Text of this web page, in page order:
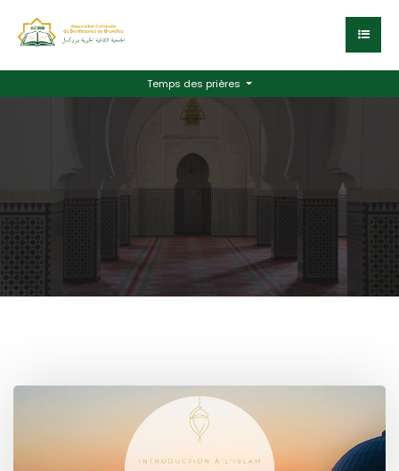
Temps des prières